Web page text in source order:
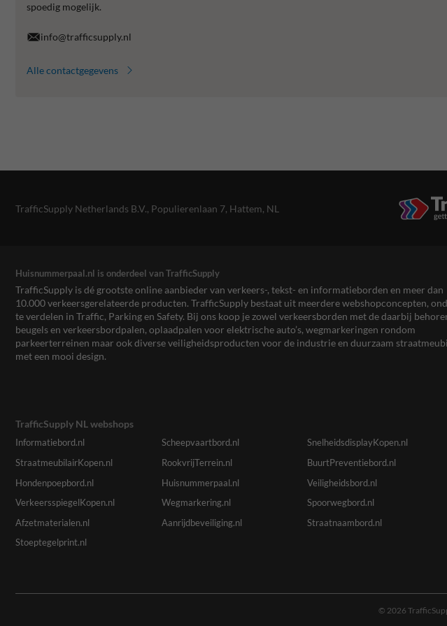
spoedig mogelijk.
info@trafficsupply.nl
Alle contactgegevens
TrafficSupply Netherlands B.V., Populierenlaan 7, Hattem, NL
Huisnummerpaal.nl is onderdeel van TrafficSupply
TrafficSupply is dé grootste online aanbieder van verkeers-, tekst- en informatieborden en meer dan
10.000 verkeersgerelateerde producten. TrafficSupply bestaat uit meerdere webshopconcepten,
te verdelen in Traffic, Parking en Safety. Bij ons koop je zowel verkeersborden met de daarbij
beugels en verkeersbordpalen, oplaadpalen voor elektrische auto’s, wegmarkeringen rondom
parkeerterreinen maar ook diverse veiligheidsproducten voor de industrie en duurzaam
met een mooi design.
TrafficSupply NL webshops
Informatiebord.nl Scheepvaartbord.nl
SnelheidsdisplayKopen.nl
StraatmeubilairKopen.nl
RookvrijTerrein.nl
BuurtPreventiebord.nl
Hondenpoepbord.nl
Huisnummerpaal.nl
Veiligheidsbord.nl
VerkeersspiegelKopen.nl
Wegmarkering.nl
Spoorwegbord.nl
Afzetmaterialen.nl
Aanrijdbeveiliging.nl
Straatnaambord.nl
Stoeptegelprint.nl
© 2026